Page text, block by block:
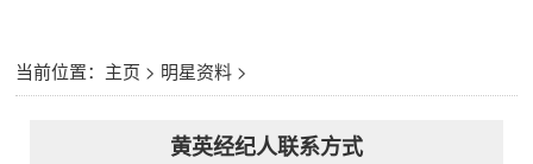
当前位置： 主页 > 明星资料>
黄英经纪人联系方式